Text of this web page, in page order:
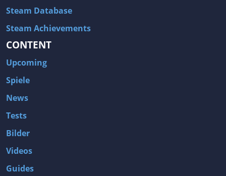
Steam Database
Steam Achievements
CONTENT
Upcoming
Spiele
News
Tests
Bilder
Videos
Guides